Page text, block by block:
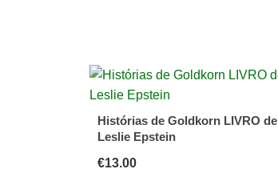
Histórias de Goldkorn LIVRO de
Leslie Epstein
€13.00